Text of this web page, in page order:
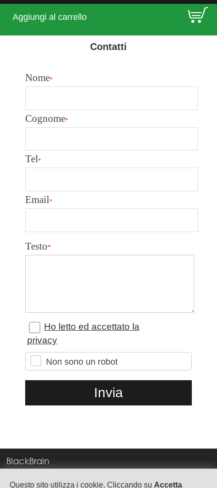
Questo sito utilizza i cookie. Cliccando su Accetta
Aggiungi al carrello E
Contatti
Nome*
Cognome*
Tel*
Email*
Testo*
Ho letto ed accettato la
privacy
Non sono un robot
BlackBrain
Corso Milano, 83